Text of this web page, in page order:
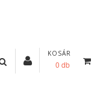
KOSÁR
0 db